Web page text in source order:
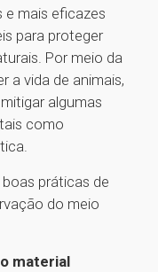
e mais eficazes
para proteger
Por meio da
a vida de animais,
algumas
como
práticas de
do meio
material